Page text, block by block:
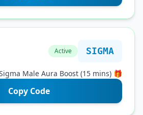
Active
Copy Code